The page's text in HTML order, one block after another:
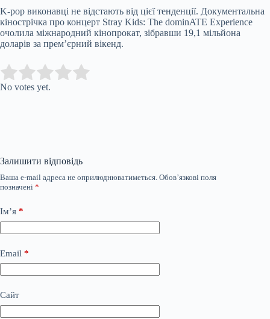
K-pop виконавці не відстають від цієї тенденції. Документальна
кінострічка про концерт Stray Kids: The dominATE Experience
очолила міжнародний кінопрокат, зібравши 19,1 мільйона
доларів за прем’єрний вікенд.
Rate this item:
No votes yet.
Залишити відповідь
Ваша e-mail адреса не оприлюднюватиметься. Обов’язкові поля
позначені *
Ім’я *
Email *
Сайт